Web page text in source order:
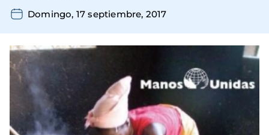
Domingo, 17 septiembre, 2017